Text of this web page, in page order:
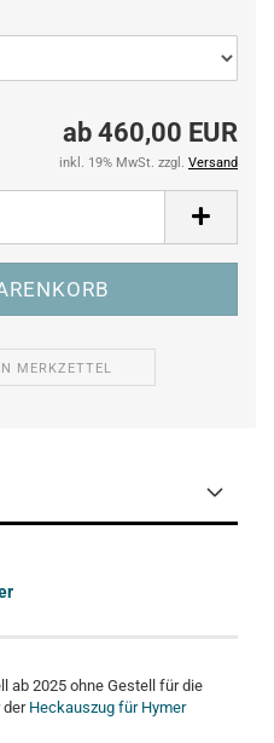
ab 460,00 EUR
inkl. 19% MwSt. zzgl. Versand
MERKZETTEL
ab 2025 ohne Gestell für die
der Heckauszug für Hymer